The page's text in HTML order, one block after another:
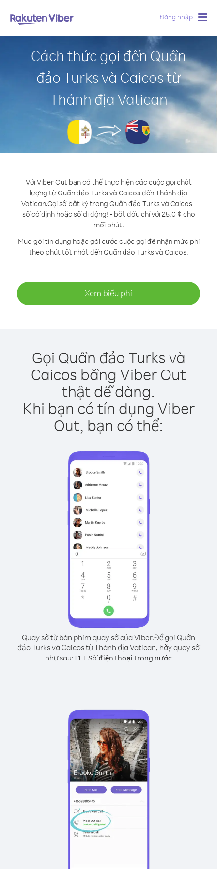
Đăng nhập
Cách thức gọi đến Quần
đảo Turks và Caicos từ
Thánh địa Vatican
Với Viber Out bạn có thể thực hiện các cuộc gọi chất
lượng từ Quần đảo Turks và Caicos đến Thánh địa
Vatican.Gọi số bất kỳ trong Quần đảo Turks và Caicos -
số cố định hoặc số di động! - bắt đầu chỉ với 25.0 ¢ cho
mỗi phút.
Mua gói tín dụng hoặc gói cước cuộc gọi để nhận mức phí
theo phút tốt nhất đến Quần đảo Turks và Caicos.
Xem biểu phí
Gọi Quần đảo Turks và
Caicos bằng Viber Out
thật dễ dàng.
Khi bạn có tín dụng Viber
Out, bạn có thể:
Quay số từ bàn phím quay số của Viber.Để gọi Quần
đảo Turks và Caicos từ Thánh địa Vatican, hãy quay số
như sau:+1 + Số điện thoại trong nước